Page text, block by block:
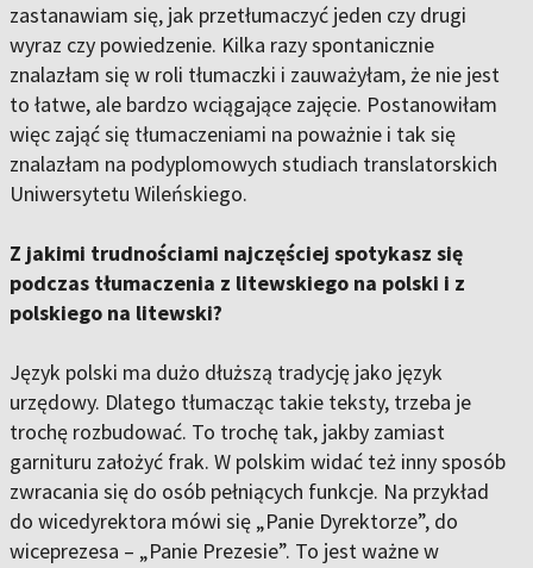
zastanawiam się, jak przetłumaczyć jeden czy drugi
wyraz czy powiedzenie. Kilka razy spontanicznie
znalazłam się w roli tłumaczki i zauważyłam, że nie jest
to łatwe, ale bardzo wciągające zajęcie. Postanowiłam
więc zająć się tłumaczeniami na poważnie i tak się
znalazłam na podyplomowych studiach translatorskich
Uniwersytetu Wileńskiego.
Z jakimi trudnościami najczęściej spotykasz się
podczas tłumaczenia z litewskiego na polski i z
polskiego na litewski?
Język polski ma dużo dłuższą tradycję jako język
urzędowy. Dlatego tłumacząc takie teksty, trzeba je
trochę rozbudować. To trochę tak, jakby zamiast
garnituru założyć frak. W polskim widać też inny sposób
zwracania się do osób pełniących funkcje. Na przykład
do wicedyrektora mówi się „Panie Dyrektorze”, do
wiceprezesa – „Panie Prezesie”. To jest ważne w